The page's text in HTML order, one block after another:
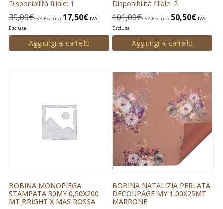
Disponibilità filiale: 1
35,00€ IVA Esclusa 17,50€ IVA
Esclusa
Aggiungi al carrello
Disponibilità filiale: 2
101,00€ IVA Esclusa 50,50€ IVA
Esclusa
Aggiungi al carrello
BOBINA MONOPIEGA
STAMPATA 30MY 0,50X200
MT BRIGHT X MAS ROSSA
BOBINA NATALIZIA PERLATA
DECOUPAGE MY 1,00X25MT
MARRONE